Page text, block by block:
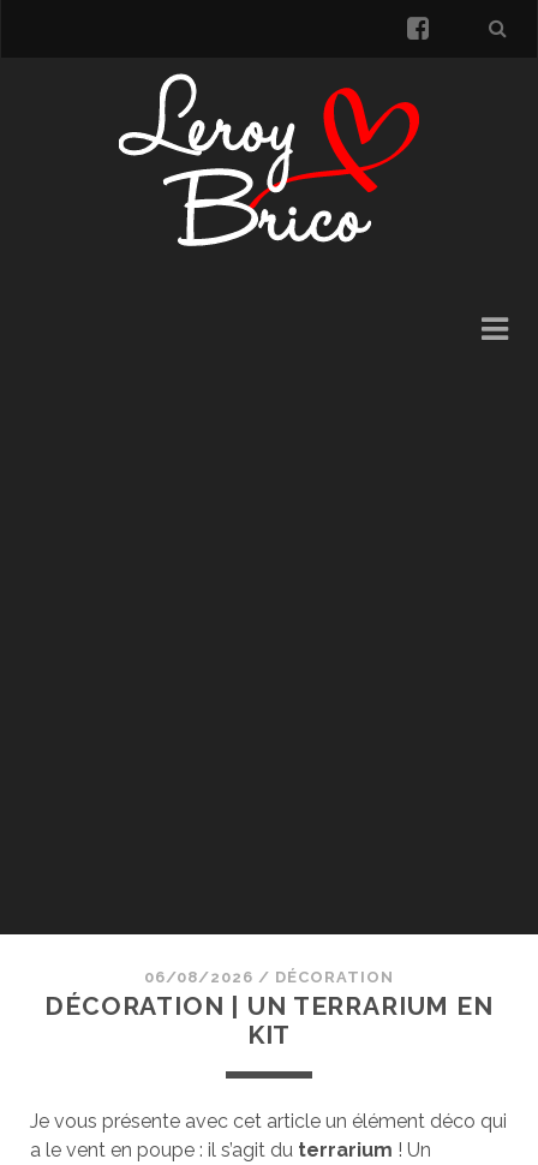
facebook
06/08/2026 / DÉCORATION
DÉCORATION | UN TERRARIUM EN
KIT
Je vous présente avec cet article un élément déco qui
a le vent en poupe : il s’agit du terrarium ! Un